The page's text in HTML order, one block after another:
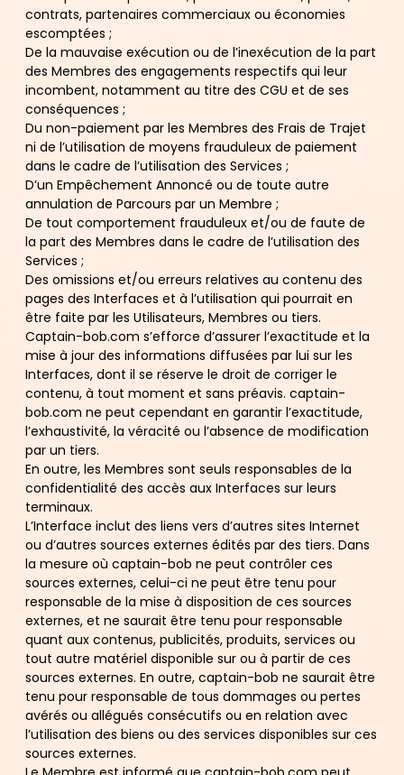
contrats, partenaires commerciaux ou économies
escomptées ;
De la mauvaise exécution ou de l’inexécution de la part
des Membres des engagements respectifs qui leur
incombent, notamment au titre des CGU et de ses
conséquences ;
Du non-paiement par les Membres des Frais de Trajet
ni de l’utilisation de moyens frauduleux de paiement
dans le cadre de l’utilisation des Services ;
D’un Empêchement Annoncé ou de toute autre
annulation de Parcours par un Membre ;
De tout comportement frauduleux et/ou de faute de
la part des Membres dans le cadre de l’utilisation des
Services ;
Des omissions et/ou erreurs relatives au contenu des
pages des Interfaces et à l’utilisation qui pourrait en
être faite par les Utilisateurs, Membres ou tiers.
Captain-bob.com s’efforce d’assurer l’exactitude et la
mise à jour des informations diffusées par lui sur les
Interfaces, dont il se réserve le droit de corriger le
contenu, à tout moment et sans préavis. captain-
bob.com ne peut cependant en garantir l’exactitude,
l’exhaustivité, la véracité ou l’absence de modification
par un tiers.
En outre, les Membres sont seuls responsables de la
confidentialité des accès aux Interfaces sur leurs
terminaux.
L’Interface inclut des liens vers d’autres sites Internet
ou d’autres sources externes édités par des tiers. Dans
la mesure où captain-bob ne peut contrôler ces
sources externes, celui-ci ne peut être tenu pour
responsable de la mise à disposition de ces sources
externes, et ne saurait être tenu pour responsable
quant aux contenus, publicités, produits, services ou
tout autre matériel disponible sur ou à partir de ces
sources externes. En outre, captain-bob ne saurait être
tenu pour responsable de tous dommages ou pertes
avérés ou allégués consécutifs ou en relation avec
l’utilisation des biens ou des services disponibles sur ces
sources externes.